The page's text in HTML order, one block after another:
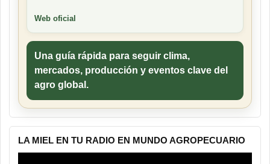
Web oficial
Una guía rápida para seguir clima,
mercados, producción y eventos clave del
agro global.
LA MIEL EN TU RADIO EN MUNDO AGROPECUARIO